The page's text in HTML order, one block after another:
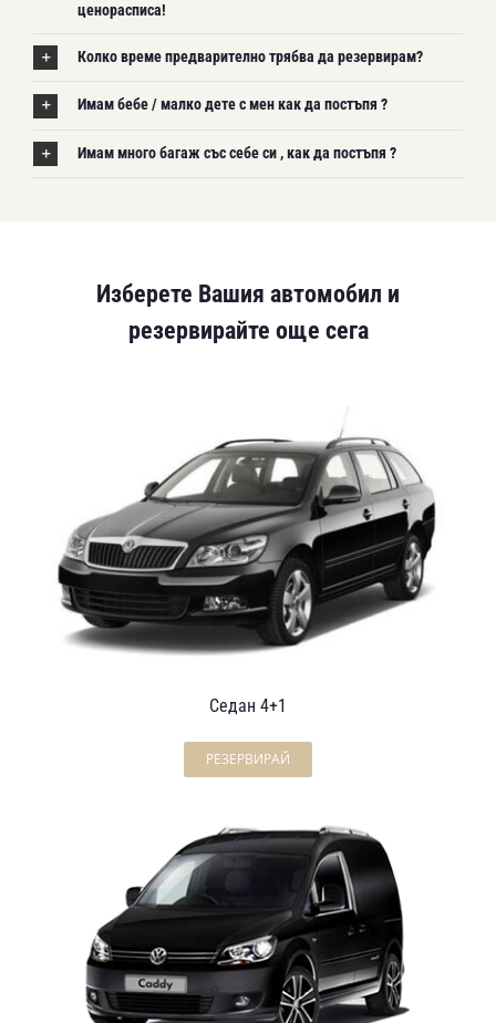
ценорасписа!
Колко време предварително трябва да резервирам?
Имам бебе / малко дете с мен как да постъпя ?
Имам много багаж със себе си , как да постъпя ?
Изберете Вашия автомобил и
резервирайте още сега
Седан 4+1
РЕЗЕРВИРАЙ